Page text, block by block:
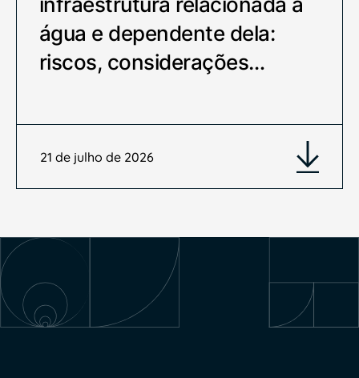
água e dependente dela:
riscos, considerações…
21 de julho de 2026